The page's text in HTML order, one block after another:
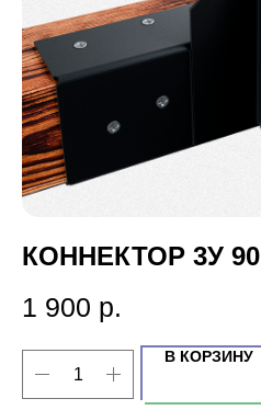
КОННЕКТОР 3У 90
1 900 р.
В КОРЗИНУ